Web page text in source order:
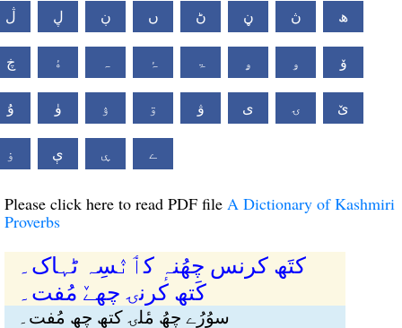
ڷ ڸ ڹ ں ڻ ڼ ڽ ھ
ڿ ۀ ۂ ۃ ۄ ۅ ۆ
ۇ ۈ ۉ ۊ ۋ ی ۍ ێ
ۏ ې ۑ ے
Please click here to read PDF file A Dictionary of Kashmiri
Proverbs
کتَھ کرنس چھُنہٕ کٲنٛسِہ ٹہاک۔
کَتھ کرٕنۍ چھےٚ مُفت۔
سوُرُے چھُ مٔلۍ کتھ چھِ مُفت۔